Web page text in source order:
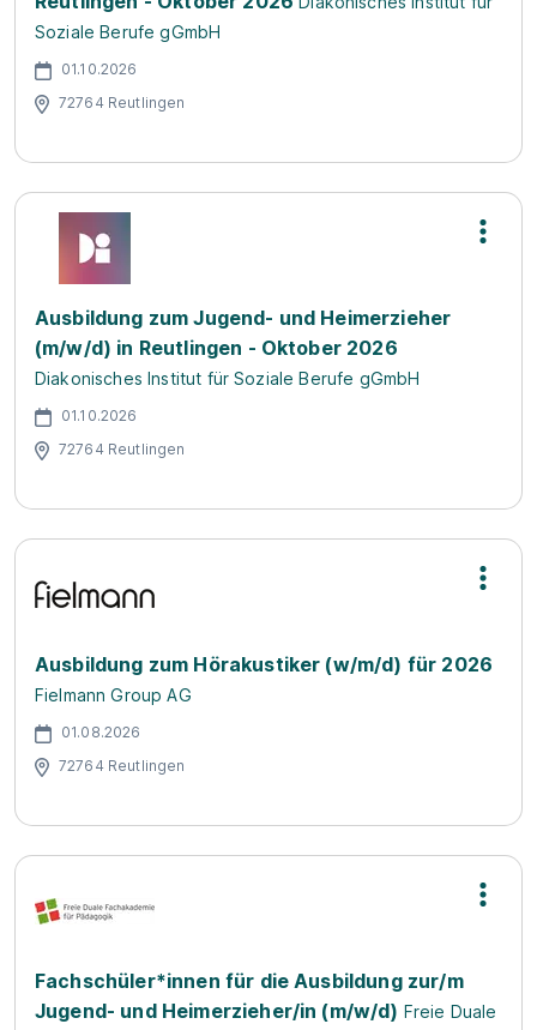
Soziale Berufe gGmbH
01.10.2026
72764 Reutlingen
Ausbildung zum Jugend- und Heimerzieher
(m/w/d) in Reutlingen - Oktober 2026
Diakonisches Institut für Soziale Berufe gGmbH
01.10.2026
72764 Reutlingen
Ausbildung zum Hörakustiker (w/m/d) für 2026
Fielmann Group AG
01.08.2026
72764 Reutlingen
Fachschüler*innen für die Ausbildung zur/m
Jugend- und Heimerzieher/in (m/w/d) Freie Duale